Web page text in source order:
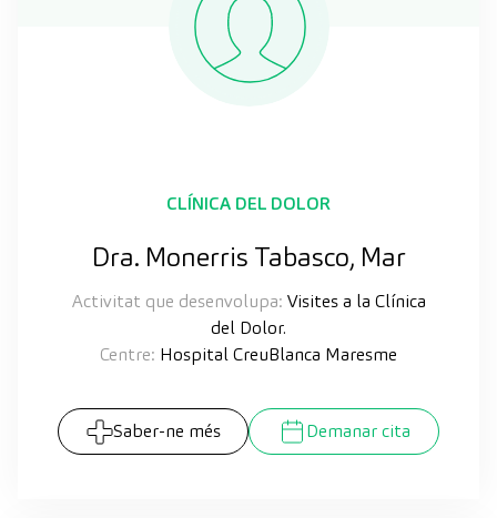
CLÍNICA DEL DOLOR
Dra. Monerris Tabasco, Mar
Activitat que desenvolupa: Visites a la Clínica
del Dolor.
Centre: Hospital CreuBlanca Maresme
Saber-ne més Demanar cita